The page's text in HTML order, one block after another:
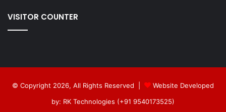
VISITOR COUNTER
© Copyright 2026, All Rights Reserved |
Website Developed
by: RK Technologies (+91 9540173525)